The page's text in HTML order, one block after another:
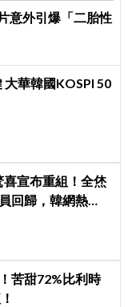
意外引爆「二胎性
華韓國KOSPI 50
宣布重組！全烋
回歸，韓網熱
苦甜72%比利時